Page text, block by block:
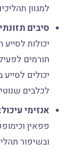
למגוון
סיבים
יכולות
תורמים
יכולים
לכלבים
אנזימי עיכול:
פפאין
ובשיפור